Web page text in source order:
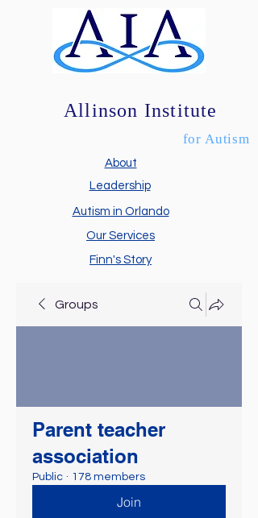
Allinson Institute
About
Leadership
Autism in Orlando
Finn's Story
Our Services
for Autism
Groups
Parent teacher
association
Public · 178 members
Join